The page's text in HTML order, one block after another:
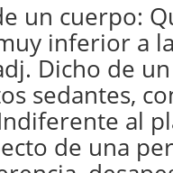
un cuerpo:
inferior a
Dicho de
sedantes,
al
de una